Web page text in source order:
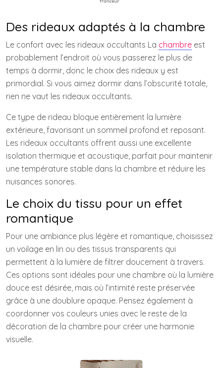
Des rideaux adaptés à la chambre
Le confort avec les rideaux occultants La chambre est
probablement l’endroit où vous passerez le plus de
temps à dormir, donc le choix des rideaux y est
primordial. Si vous aimez dormir dans l’obscurité totale,
rien ne vaut les rideaux occultants.
Ce type de rideau bloque entièrement la lumière
extérieure, favorisant un sommeil profond et reposant.
Les rideaux occultants offrent aussi une excellente
isolation thermique et acoustique, parfait pour maintenir
une température stable dans la chambre et réduire les
nuisances sonores.
Le choix du tissu pour un effet
romantique
Pour une ambiance plus légère et romantique, choisissez
un voilage en lin ou des tissus transparents qui
permettent à la lumière de filtrer doucement à travers.
Ces options sont idéales pour une chambre où la lumière
douce est désirée, mais où l’intimité reste préservée
grâce à une doublure opaque. Pensez également à
coordonner vos couleurs unies avec le reste de la
décoration de la chambre pour créer une harmonie
visuelle.